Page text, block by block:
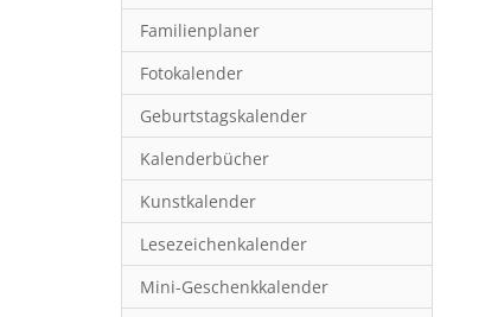
Familienplaner
Fotokalender
Geburtstagskalender
Kalenderbücher
Kunstkalender
Lesezeichenkalender
Mini-Geschenkkalender